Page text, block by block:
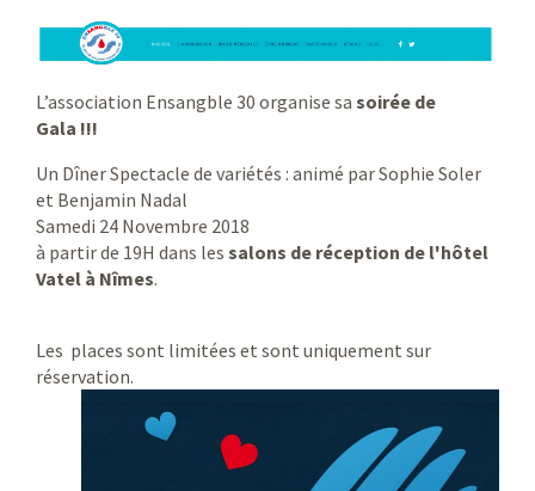
L’association Ensangble 30 organise sa soirée de
Gala !!!
Un Dîner Spectacle de variétés : animé par Sophie Soler
et Benjamin Nadal
Samedi 24 Novembre 2018
à partir de 19H dans les salons de réception de l'hôtel
Vatel à Nîmes.
Les places sont limitées et sont uniquement sur
réservation.